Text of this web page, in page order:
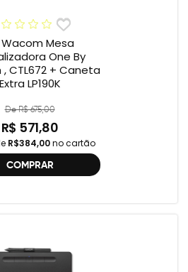
Mesa
One By
CTL672 + Caneta
Extra LP190K
De R$ 675,00
R$ 571,80
R$384,00no cartão
COMPRAR